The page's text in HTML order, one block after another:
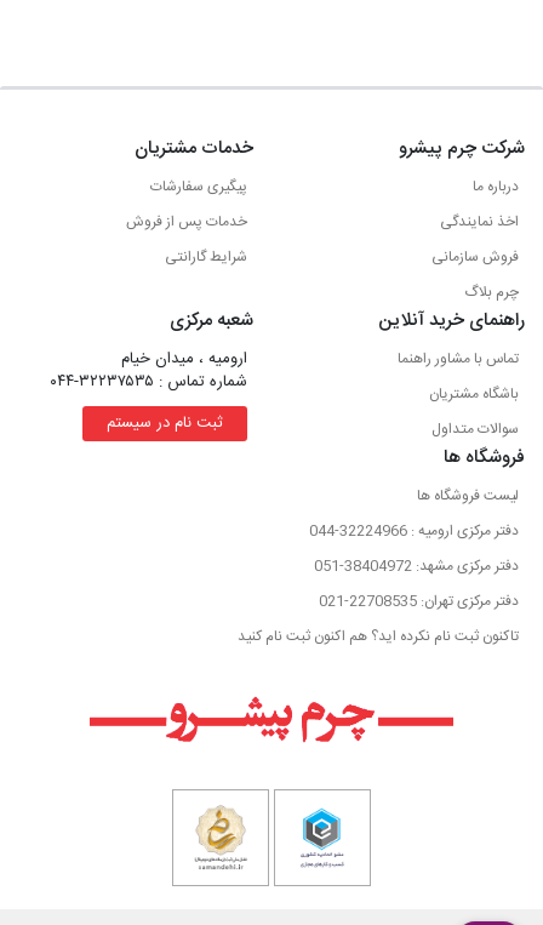
شرکت چرم پیشرو
درباره ما
اخذ نمایندگی
فروش سازمانی
چرم بلاگ
خدمات مشتریان
پیگیری سفارشات
خدمات پس از فروش
شرایط گارانتی
راهنمای خرید آنلاین
تماس با مشاور راهنما
باشگاه مشتریان
سوالات متداول
شعبه مرکزی
ارومیه ، میدان خیام
شماره تماس : ۳۲۲۳۷۵۳۵-۰۴۴
ثبت نام در سیستم
فروشگاه ها
لیست فروشگاه ها
دفتر مرکزی ارومیه : 32224966-044
دفتر مرکزی مشهد: 38404972-051
دفتر مرکزی تهران: 22708535-021
تاکنون ثبت نام نکرده اید؟ هم اکنون ثبت نام کنید